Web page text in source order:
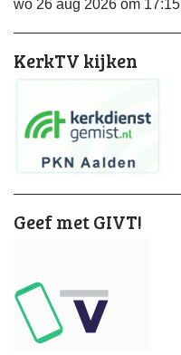
wo 26 aug 2026 om 17:15
KerkTV kijken
Geef met GIVT!